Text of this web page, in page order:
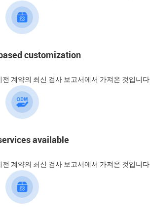
customization
계약의 최신 검사 보고서에서 가져온 것입니다.
available
계약의 최신 검사 보고서에서 가져온 것입니다.